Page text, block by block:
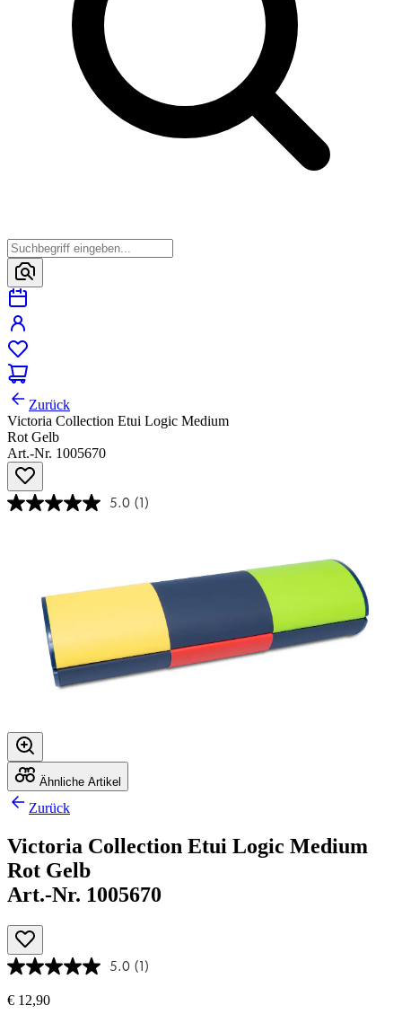
Zurück
Victoria Collection Etui Logic Medium
Rot Gelb
Art.-Nr. 1005670
5.0 (1)
Ähnliche Artikel
Zurück
Victoria Collection Etui Logic Medium
Rot Gelb
Art.-Nr. 1005670
5.0 (1)
€ 12,90